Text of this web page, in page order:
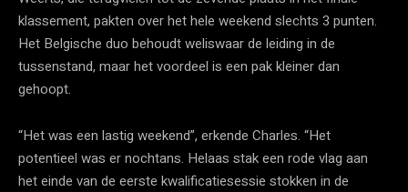
klassement, pakten over het hele weekend slechts 3 punten.
Het Belgische duo behoudt weliswaar de leiding in de
tussenstand, maar het voordeel is een pak kleiner dan
gehoopt.
“Het was een lastig weekend”, erkende Charles. “Het
potentieel was er nochtans. Helaas stak een rode vlag aan
het einde van de eerste kwalificatiesessie stokken in de